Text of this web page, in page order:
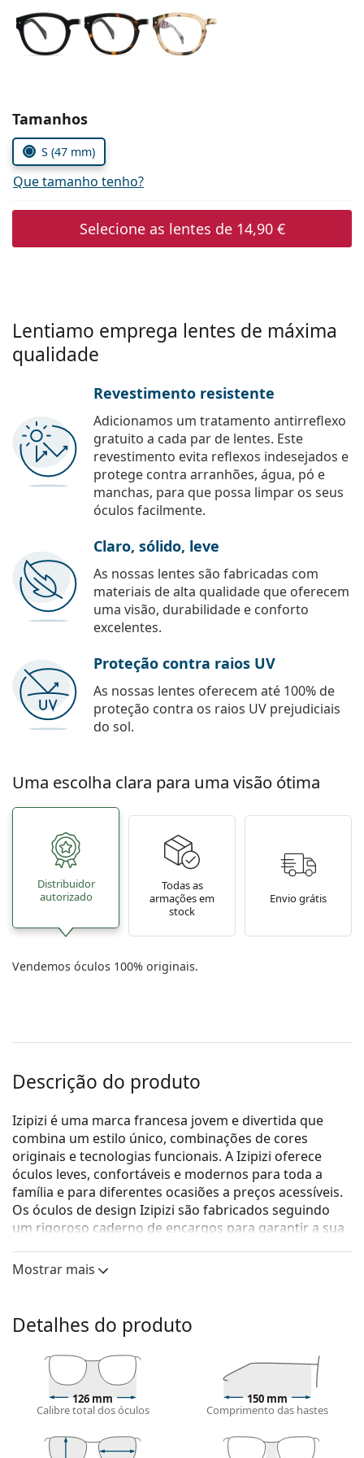
Persol
Prada
Escolher parâmetros
Tamanhos
S (47 mm)
Que tamanho tenho?
Selecione as lentes de 14,90 €
Lentiamo emprega lentes de máxima
qualidade
Revestimento resistente
Adicionamos um tratamento antirreflexo
gratuito a cada par de lentes. Este
revestimento evita reflexos indesejados e
protege contra arranhões, água, pó e
manchas, para que possa limpar os seus
óculos facilmente.
Claro, sólido, leve
As nossas lentes são fabricadas com
materiais de alta qualidade que oferecem
uma visão, durabilidade e conforto
excelentes.
Proteção contra raios UV
As nossas lentes oferecem até 100% de
proteção contra os raios UV prejudiciais
do sol.
Uma escolha clara para uma visão ótima
Distribuidor
autorizado
Todas as
armações em
stock
Envio grátis
Vendemos óculos 100% originais.
Descrição do produto
Izipizi é uma marca francesa jovem e divertida que
combina um estilo único, combinações de cores
originais e tecnologias funcionais. A Izipizi oferece
óculos leves, confortáveis e modernos para toda a
família e para diferentes ocasiões a preços acessíveis.
Os óculos de design Izipizi são fabricados seguindo
um rigoroso caderno de encargos para garantir a sua
Izipizi Screen #C Black
A cor preta da armação combina perfeitamente
castanho claro ou preto.
As armações quadradas são uma opção ideal para
quem tem uma forma de rosto redonda, oval ou
triangular.
As dobradiças de mola permitem um maior
movimento das hastes a mais de 90°, o que se
Mostrar mais
Detalhes do produto
126 mm
Calibre total dos óculos
150 mm
Comprimento das hastes